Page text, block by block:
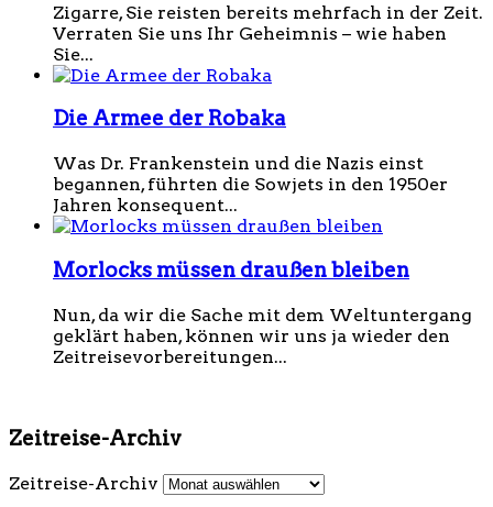
Zigarre, Sie reisten bereits mehrfach in der Zeit.
Verraten Sie uns Ihr Geheimnis – wie haben
Sie...
Die Armee der Robaka
Was Dr. Frankenstein und die Nazis einst
begannen, führten die Sowjets in den 1950er
Jahren konsequent...
Morlocks müssen draußen bleiben
Nun, da wir die Sache mit dem Weltuntergang
geklärt haben, können wir uns ja wieder den
Zeitreisevorbereitungen...
Zeitreise-Archiv
Zeitreise-Archiv